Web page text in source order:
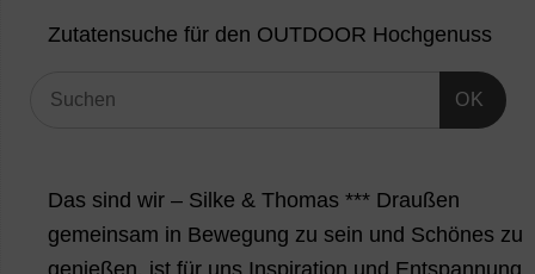
Zutatensuche für den OUTDOOR Hochgenuss
OK
Das sind wir – Silke & Thomas *** Draußen
gemeinsam in Bewegung zu sein und Schönes zu
genießen, ist für uns Inspiration und Entspannung